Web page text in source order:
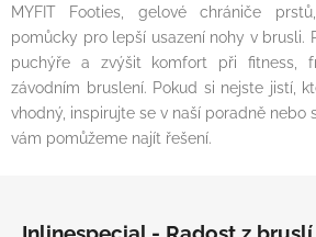
MYFIT Footies, gelové chrániče
pomůcky pro lepší usazení nohy v brusli.
puchýře a zvýšit komfort při fitness,
závodním bruslení. Pokud si nejste jistí,
vhodný, inspirujte se v naší poradně nebo
vám pomůžeme najít řešení.